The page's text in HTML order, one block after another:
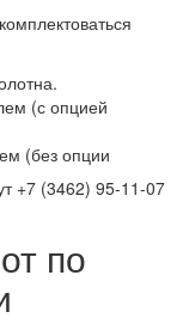
+7 (3462) 95-11-07
(с опцией
(без опции
по